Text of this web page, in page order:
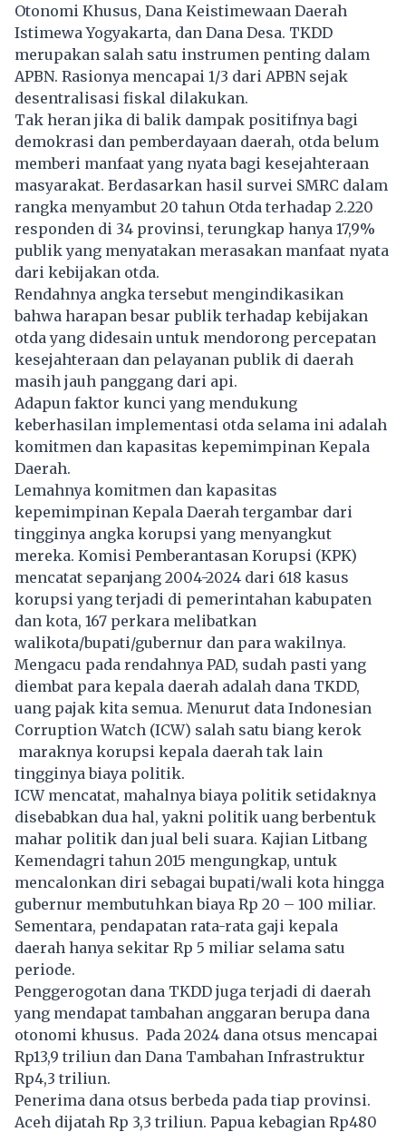
Otonomi Khusus, Dana Keistimewaan Daerah
Istimewa Yogyakarta, dan Dana Desa. TKDD
merupakan salah satu instrumen penting dalam
APBN. Rasionya mencapai 1/3 dari APBN sejak
desentralisasi fiskal dilakukan.
Tak heran jika di balik dampak positifnya bagi
demokrasi dan pemberdayaan daerah, otda belum
memberi manfaat yang nyata bagi kesejahteraan
masyarakat. Berdasarkan hasil survei SMRC dalam
rangka menyambut 20 tahun Otda terhadap 2.220
responden di 34 provinsi, terungkap hanya 17,9%
publik yang menyatakan merasakan manfaat nyata
dari kebijakan otda.
Rendahnya angka tersebut mengindikasikan
bahwa harapan besar publik terhadap kebijakan
otda yang didesain untuk mendorong percepatan
kesejahteraan dan pelayanan publik di daerah
masih jauh panggang dari api.
Adapun faktor kunci yang mendukung
keberhasilan implementasi otda selama ini adalah
komitmen dan kapasitas kepemimpinan Kepala
Daerah.
Lemahnya komitmen dan kapasitas
kepemimpinan Kepala Daerah tergambar dari
tingginya angka korupsi yang menyangkut
mereka. Komisi Pemberantasan Korupsi (KPK)
mencatat sepanjang 2004-2024 dari 618 kasus
korupsi yang terjadi di pemerintahan kabupaten
dan kota, 167 perkara melibatkan
walikota/bupati/gubernur dan para wakilnya.
Mengacu pada rendahnya PAD, sudah pasti yang
diembat para kepala daerah adalah dana TKDD,
uang pajak kita semua. Menurut data Indonesian
Corruption Watch (ICW) salah satu biang kerok
maraknya korupsi kepala daerah tak lain
tingginya biaya politik.
ICW mencatat, mahalnya biaya politik setidaknya
disebabkan dua hal, yakni politik uang berbentuk
mahar politik dan jual beli suara. Kajian Litbang
Kemendagri tahun 2015 mengungkap, untuk
mencalonkan diri sebagai bupati/wali kota hingga
gubernur membutuhkan biaya Rp 20 – 100 miliar.
Sementara, pendapatan rata-rata gaji kepala
daerah hanya sekitar Rp 5 miliar selama satu
periode.
Penggerogotan dana TKDD juga terjadi di daerah
yang mendapat tambahan anggaran berupa dana
otonomi khusus. Pada 2024 dana otsus mencapai
Rp13,9 triliun dan Dana Tambahan Infrastruktur
Rp4,3 triliun.
Penerima dana otsus berbeda pada tiap provinsi.
Aceh dijatah Rp 3,3 triliun. Papua kebagian Rp480